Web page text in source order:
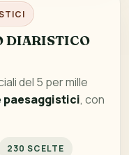
DIARISTICO
del 5 per mille
paesaggistici, con
230 SCELTE